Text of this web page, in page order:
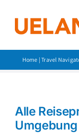
content
Home |Travel
Alle